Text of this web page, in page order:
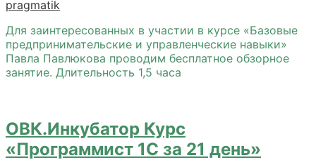
pragmatik
Для заинтересованных в участии в курсе «Базовые
предпринимательские и управленческие навыки»
Павла Павлюкова проводим бесплатное обзорное
занятие. Длительность 1,5 часа
ОВК.Инкубатор Курс
«Программист 1С за 21 день»